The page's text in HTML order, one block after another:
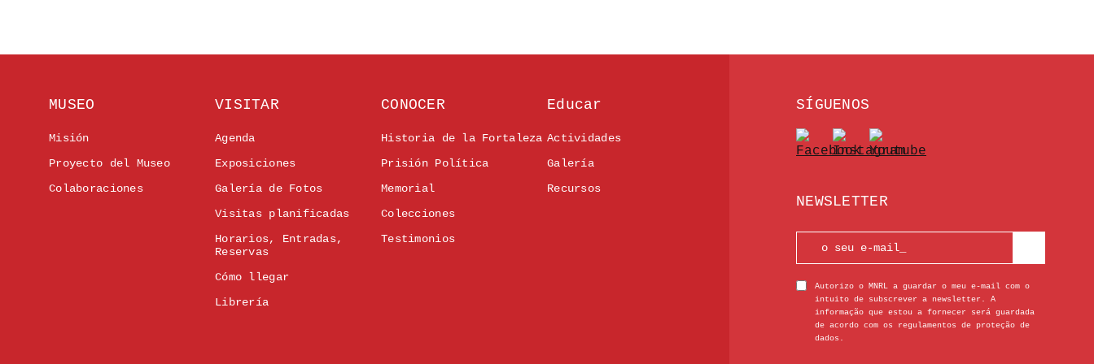
MUSEO
Misión
Proyecto del Museo
Colaboraciones
VISITAR
Agenda
Exposiciones
Galería de Fotos
Visitas planificadas
Horarios, Entradas,
Reservas
Cómo llegar
Librería
CONOCER
Historia de la Fortaleza
Prisión Política
Memorial
Colecciones
Testimonios
Educar
Actividades
Galería
Recursos
SÍGUENOS
NEWSLETTER
Autorizo o MNRL a guardar o meu e-mail com o
intuito de subscrever a newsletter. A
informação que estou a fornecer será guardada
de acordo com os regulamentos de proteção de
dados.